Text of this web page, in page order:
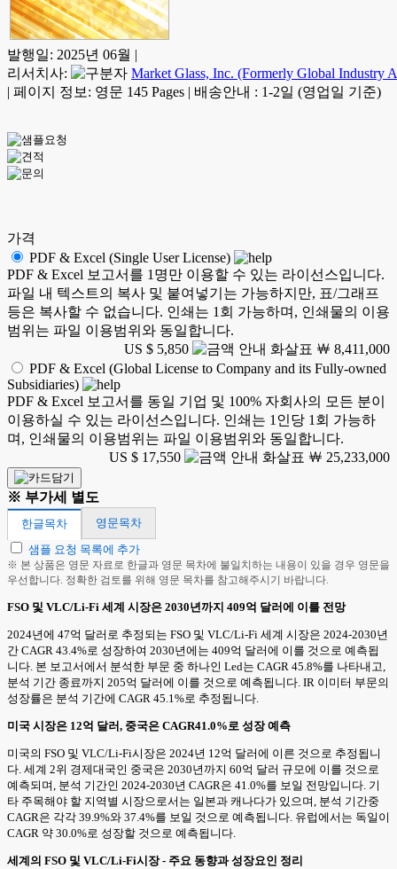
발행일: 2025년 06월 |
리서치사:
Market Glass, Inc. (Formerly Global Industry
| 페이지 정보: 영문 145 Pages | 배송안내 : 1-2일 (영업일 기준)
가격
PDF & Excel (Single User License)
PDF & Excel 보고서를 1명만 이용할 수 있는 라이선스입니다.
파일 내 텍스트의 복사 및 붙여넣기는 가능하지만, 표/그래프
등은 복사할 수 없습니다. 인쇄는 1회 가능하며, 인쇄물의 이용
범위는 파일 이용범위와 동일합니다.
US $ 5,850
￦ 8,411,000
PDF & Excel (Global License to Company and its Fully-owned
Subsidiaries)
PDF & Excel 보고서를 동일 기업 및 100% 자회사의 모든 분이
이용하실 수 있는 라이선스입니다. 인쇄는 1인당 1회 가능하
며, 인쇄물의 이용범위는 파일 이용범위와 동일합니다.
US $ 17,550
￦ 25,233,000
※ 부가세 별도
한글목차
영문목차
샘플 요청 목록에 추가
※ 본 상품은 영문 자료로 한글과 영문 목차에 불일치하는 내용이 있을 경우 영문을
우선합니다. 정확한 검토를 위해 영문 목차를 참고해주시기 바랍니다.
FSO 및 VLC/Li-Fi 세계 시장은 2030년까지 409억 달러에 이를 전망
2024년에 47억 달러로 추정되는 FSO 및 VLC/Li-Fi 세계 시장은 2024-2030년
간 CAGR 43.4%로 성장하여 2030년에는 409억 달러에 이를 것으로 예측됩
니다. 본 보고서에서 분석한 부문 중 하나인 Led는 CAGR 45.8%를 나타내고,
분석 기간 종료까지 205억 달러에 이를 것으로 예측됩니다. IR 이미터 부문의
성장률은 분석 기간에 CAGR 45.1%로 추정됩니다.
미국 시장은 12억 달러, 중국은 CAGR41.0%로 성장 예측
미국의 FSO 및 VLC/Li-Fi시장은 2024년 12억 달러에 이른 것으로 추정됩니
다. 세계 2위 경제대국인 중국은 2030년까지 60억 달러 규모에 이를 것으로
예측되며, 분석 기간인 2024-2030년 CAGR은 41.0%를 보일 전망입니다. 기
타 주목해야 할 지역별 시장으로서는 일본과 캐나다가 있으며, 분석 기간중
CAGR은 각각 39.9%와 37.4%를 보일 것으로 예측됩니다. 유럽에서는 독일이
CAGR 약 30.0%로 성장할 것으로 예측됩니다.
세계의 FSO 및 VLC/Li-Fi시장 - 주요 동향과 성장요인 정리